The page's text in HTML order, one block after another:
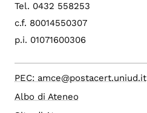
Tel. 0432 558253
c.f. 80014550307
p.i. 01071600306
PEC: amce@postacert.uniud.it
Albo di Ateneo